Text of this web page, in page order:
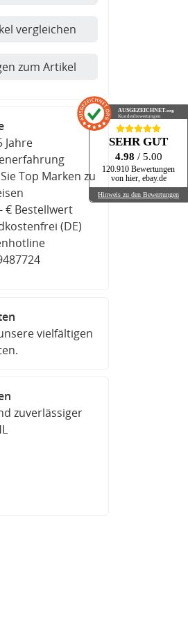
vergleichen
zum Artikel
Jahre
Top Marken zu
€ Bestellwert
(DE)
vielfältigen
zuverlässiger
AUSGEZEICHNET.org
Kundenbewertungen
SEHR GUT
4.98 / 5.00
120.910 Bewertungen
von hier, ebay.de
Hinweis zu den Bewertungen